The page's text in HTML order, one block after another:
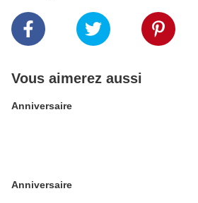
Vous aimerez aussi
Anniversaire
Anniversaire